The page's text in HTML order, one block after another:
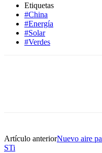
Etiquetas
#China
#Energía
#Solar
#Verdes
Artículo anteriorNuevo aire
STi